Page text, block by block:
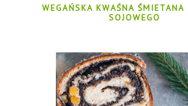
WEGAŃSKA KWAŚNA
SOJOWEGO